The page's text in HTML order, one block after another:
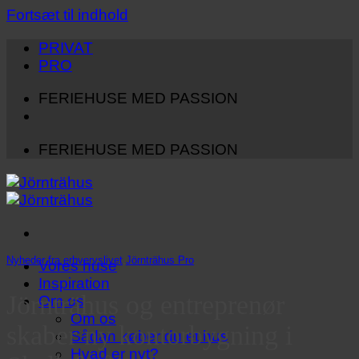
Fortsæt til indhold
PRIVAT
PRO
FERIEHUSE MED PASSION
FERIEHUSE MED PASSION
Vores huse
Inspiration
Om os
Om os
Sådan køber du et hus
Hvad er nyt?
Nyheder fra erhvervslivet Jörnträhus Pro
Jörnträhus og entreprenør
skaber ny kontorbygning i